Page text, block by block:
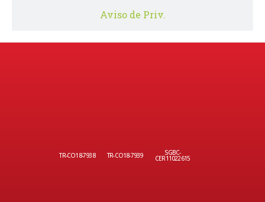
Aviso de Priv.
TR-CO18-7938 TR-CO18-7939 SGBC-
CER11022615